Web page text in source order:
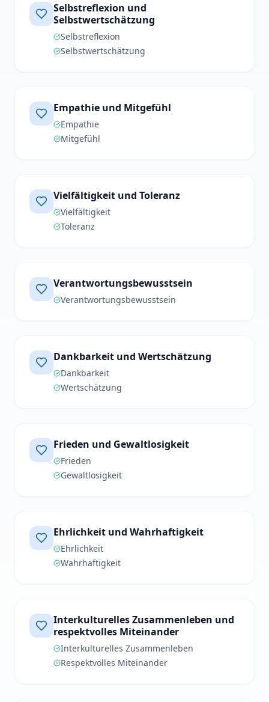
Selbstreflexion und
Selbstwertschätzung
Selbstreflexion
Selbstwertschätzung
Empathie und Mitgefühl
Empathie
Mitgefühl
Vielfältigkeit und Toleranz
Vielfältigkeit
Toleranz
Verantwortungsbewusstsein
Verantwortungsbewusstsein
Dankbarkeit und Wertschätzung
Dankbarkeit
Wertschätzung
Frieden und Gewaltlosigkeit
Frieden
Gewaltlosigkeit
Ehrlichkeit und Wahrhaftigkeit
Ehrlichkeit
Wahrhaftigkeit
Interkulturelles Zusammenleben und
respektvolles Miteinander
Interkulturelles Zusammenleben
Respektvolles Miteinander